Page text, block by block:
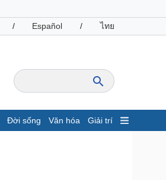
/ Español / ไทย
Đời sống Văn hóa Giải trí